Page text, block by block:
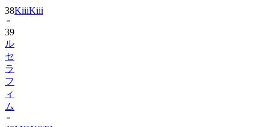
39
ル
セ
ラ
フ
ィ
ム
40
X